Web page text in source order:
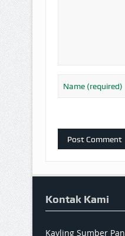
Kontak Kami
Kavling Sumber